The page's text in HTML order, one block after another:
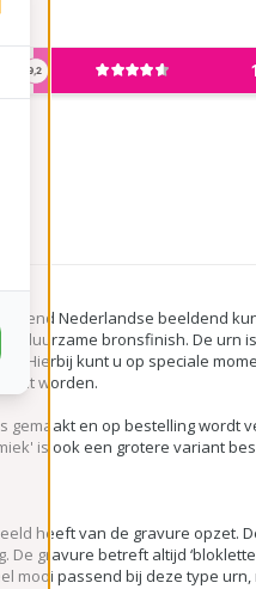
Nederlandse beeldend
duurzame bronsfinish. De urn
Hierbij kunt u op speciale
worden.
gemaakt en op bestelling wordt
is ook een grotere variant
heeft van de gravure opzet.
De gravure betreft altijd
mooi passend bij deze type urn,